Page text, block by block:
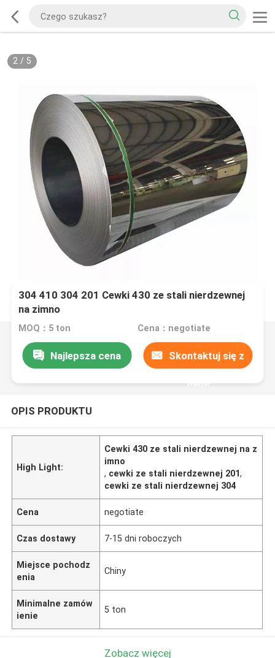
2/ 5
304 410 304 201 Cewki 430 ze stali nierdzewnej
na zimno
MOQ：5 ton Cena：negotiate
Najlepsza cena Skontaktuj się z
nami
OPIS PRODUKTU
High Light:
Cewki 430 ze stali nierdzewnej na z
imno
, cewki ze stali nierdzewnej 201,
cewki ze stali nierdzewnej 304
Cena negotiate
Czas dostawy 7-15 dni roboczych
Miejsce pochodz
enia
Chiny
Minimalne zamów
ienie
5 ton
Zobacz więcej